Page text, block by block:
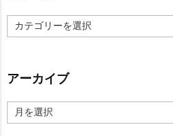
カ
テ
ー
アーカイブ
ー